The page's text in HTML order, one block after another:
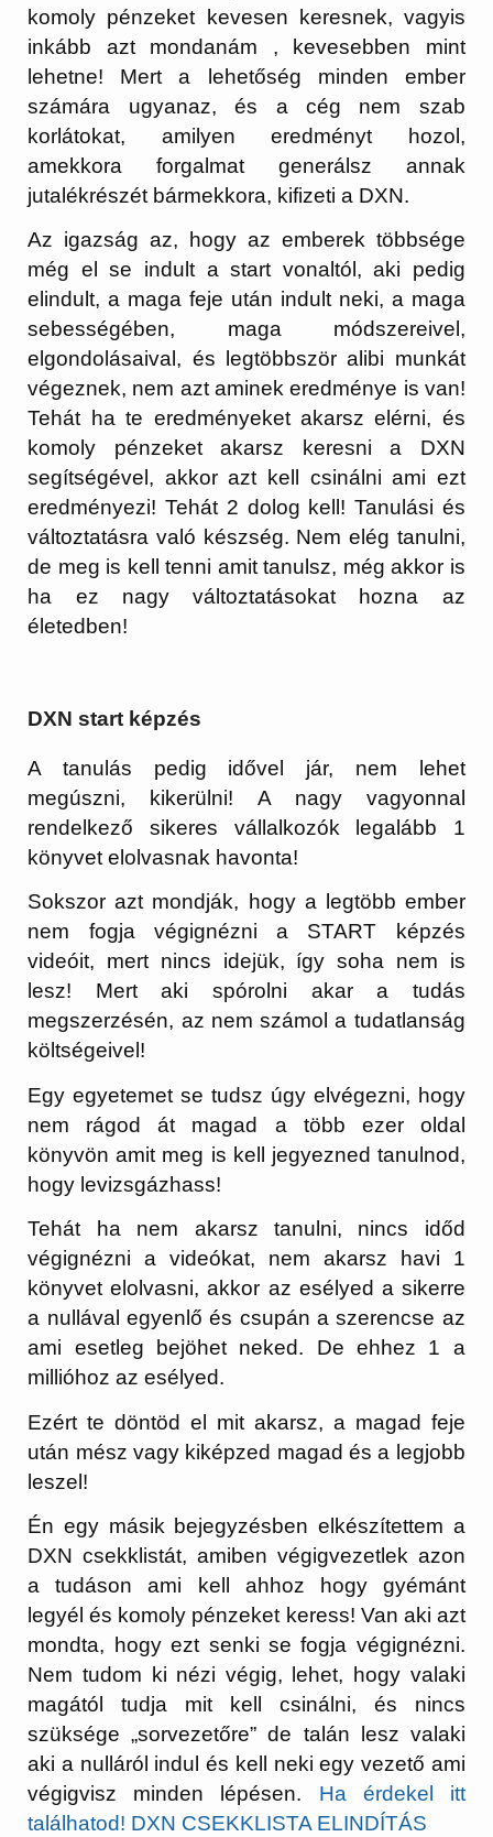
komoly pénzeket kevesen keresnek, vagyis
inkább azt mondanám , kevesebben mint
lehetne! Mert a lehetőség minden ember
számára ugyanaz, és a cég nem szab
korlátokat, amilyen eredményt hozol,
amekkora forgalmat generálsz annak
jutalékrészét bármekkora, kifizeti a DXN.
Az igazság az, hogy az emberek többsége
még el se indult a start vonaltól, aki pedig
elindult, a maga feje után indult neki, a maga
sebességében, maga módszereivel,
elgondolásaival, és legtöbbször alibi munkát
végeznek, nem azt aminek eredménye is van!
Tehát ha te eredményeket akarsz elérni, és
komoly pénzeket akarsz keresni a DXN
segítségével, akkor azt kell csinálni ami ezt
eredményezi! Tehát 2 dolog kell! Tanulási és
változtatásra való készség. Nem elég tanulni,
de meg is kell tenni amit tanulsz, még akkor is
ha ez nagy változtatásokat hozna az
életedben!
DXN start képzés
A tanulás pedig idővel jár, nem lehet
megúszni, kikerülni! A nagy vagyonnal
rendelkező sikeres vállalkozók legalább 1
könyvet elolvasnak havonta!
Sokszor azt mondják, hogy a legtöbb ember
nem fogja végignézni a START képzés
videóit, mert nincs idejük, így soha nem is
lesz! Mert aki spórolni akar a tudás
megszerzésén, az nem számol a tudatlanság
költségeivel!
Egy egyetemet se tudsz úgy elvégezni, hogy
nem rágod át magad a több ezer oldal
könyvön amit meg is kell jegyezned tanulnod,
hogy levizsgázhass!
Tehát ha nem akarsz tanulni, nincs időd
végignézni a videókat, nem akarsz havi 1
könyvet elolvasni, akkor az esélyed a sikerre
a nullával egyenlő és csupán a szerencse az
ami esetleg bejöhet neked. De ehhez 1 a
millióhoz az esélyed.
Ezért te döntöd el mit akarsz, a magad feje
után mész vagy kiképzed magad és a legjobb
leszel!
Én egy másik bejegyzésben elkészítettem a
DXN csekklistát, amiben végigvezetlek azon
a tudáson ami kell ahhoz hogy gyémánt
legyél és komoly pénzeket keress! Van aki azt
mondta, hogy ezt senki se fogja végignézni.
Nem tudom ki nézi végig, lehet, hogy valaki
magától tudja mit kell csinálni, és nincs
szüksége „sorvezetőre” de talán lesz valaki
aki a nulláról indul és kell neki egy vezető ami
végigvisz minden lépésen. Ha érdekel itt
találhatod! DXN CSEKKLISTA ELINDÍTÁS